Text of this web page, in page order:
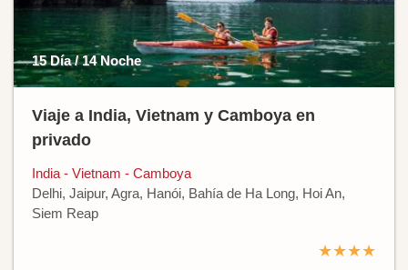
15 Día / 14 Noche
Viaje a India, Vietnam y Camboya en
privado
India - Vietnam - Camboya
Delhi, Jaipur, Agra, Hanói, Bahía de Ha Long, Hoi An,
Siem Reap
★★★★